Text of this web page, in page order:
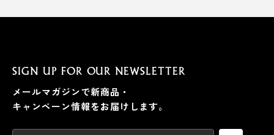
SIGN UP FOR OUR NEWSLETTER
メールマガジンで新商品・
キャンペーン情報をお届けします。